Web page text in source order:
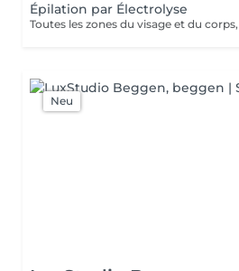
Épilation par Électrolyse
Neu